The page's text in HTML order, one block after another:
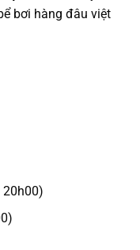
bơi hàng đâu việt